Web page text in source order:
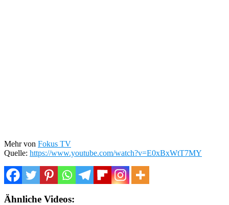
Mehr von Fokus TV
Quelle: https://www.youtube.com/watch?v=E0xBxWtT7MY
Ähnliche Videos: